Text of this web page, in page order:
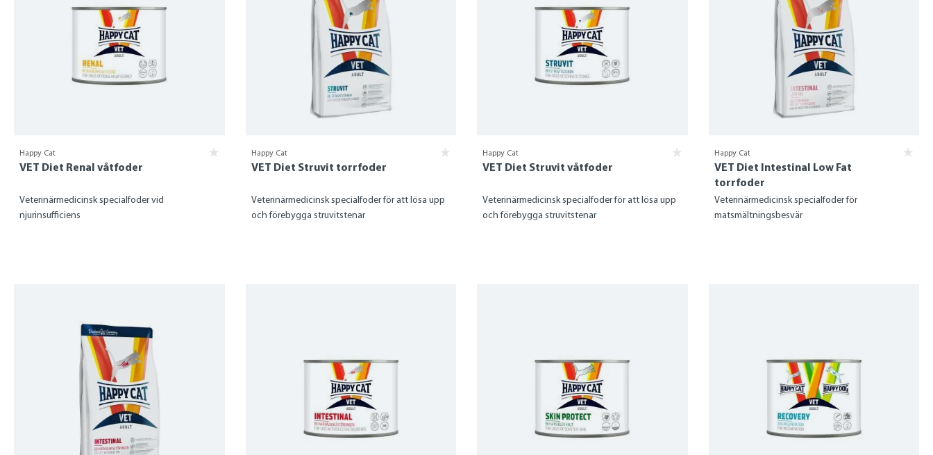
Happy Cat
VET Diet Renal våtfoder
Veterinärmedicinsk specialfoder vid
njurinsufficiens
Happy Cat
VET Diet Struvit torrfoder
Veterinärmedicinsk specialfoder för att lösa upp
och förebygga struvitstenar
Happy Cat
VET Diet Struvit våtfoder
Veterinärmedicinsk specialfoder för att lösa upp
och förebygga struvitstenar
Happy Cat
VET Diet Intestinal Low Fat
torrfoder
Veterinärmedicinsk specialfoder för
matsmältningsbesvär